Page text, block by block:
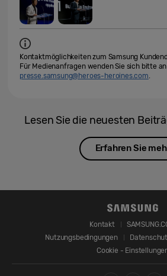
Kontaktmöglichkeiten zum Samsung
Für Medienanfragen wenden Sie sich bitte an
presse.samsung@heroes-heroines.com.
Lesen Sie die neuesten
Erfahren Sie
Kontakt
Nutzungsbedingungen
Cookie -